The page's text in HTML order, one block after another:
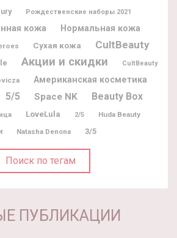
Рождественские наборы 2021
кожа Нормальная кожа
Сухая кожа CultBeauty
Акции и скидки CultBeauty
Американская косметика
5/5 Space NK Beauty Box
LoveLula 2/5
Huda Beauty
Natasha Denona 3/5
Поиск по тегам
ПУБЛИКАЦИИ